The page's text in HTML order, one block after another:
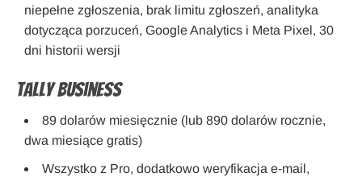
niepełne zgłoszenia, brak limitu zgłoszeń, analityka
dotycząca porzuceń, Google Analytics i Meta Pixel, 30
dni historii wersji
Tally Business
89 dolarów miesięcznie (lub 890 dolarów rocznie,
dwa miesiące gratis)
Wszystko z Pro, dodatkowo weryfikacja e-mail,